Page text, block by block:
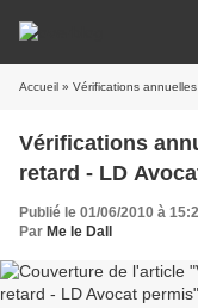
Accueil » Vérifications
Vérifications
retard - LD
Publié le 01/06/2010 à
Par Me le Dall